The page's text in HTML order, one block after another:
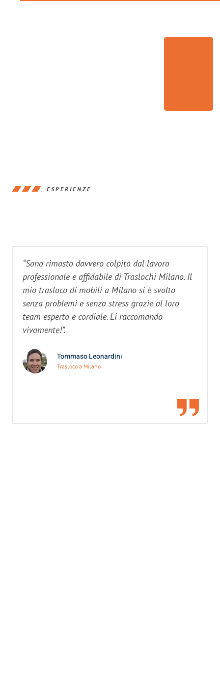
ESPERIENZE
“Sono rimasto davvero colpito dal lavoro
professionale e affidabile di Traslochi Milano. Il
mio trasloco di mobili a Milano si è svolto
senza problemi e senza stress grazie al loro
team esperto e cordiale. Li raccomando
vivamente!”.
Tommaso Leonardini
Trasloco a Milano